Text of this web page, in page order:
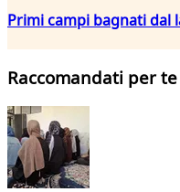
Primi campi bagnati dal
Raccomandati per te